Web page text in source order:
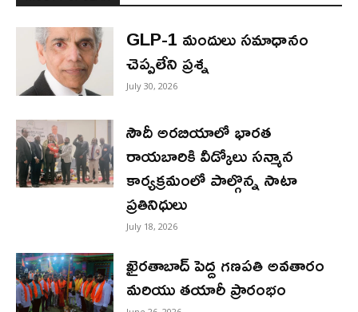
GLP-1 మందులు సమాధానం
చెప్పలేని ప్రశ్న
July 30, 2026
సౌదీ అరబియాలో భారత
రాయబారికి వీడ్కోలు సన్మాన
కార్యక్రమంలో పాల్గొన్న సాటా
ప్రతినిధులు
July 18, 2026
ఖైరతాబాద్ పెద్ద గణపతి అవతారం
మరియు తయారీ ప్రారంభం